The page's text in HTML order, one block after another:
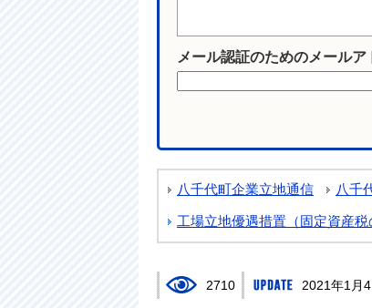
メール認証のためのメールア
八千代町企業立地通信 八千
工場立地優遇措置（固定資産税
2710 2021年1月4